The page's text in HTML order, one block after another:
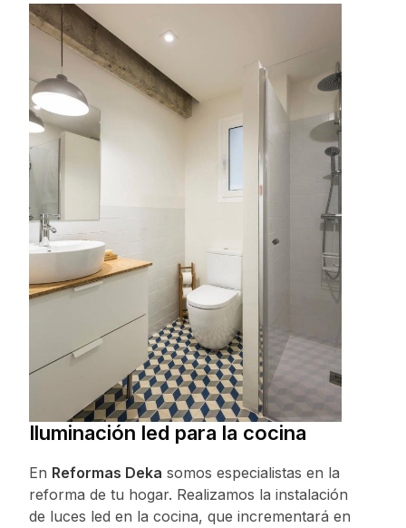
Iluminación led para la cocina
En Reformas Deka somos especialistas en la
reforma de tu hogar. Realizamos la instalación
de luces led en la cocina, que incrementará en